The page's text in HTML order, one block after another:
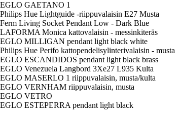
EGLO GAETANO 1
Philips Hue Lightguide -riippuvalaisin E27 Musta
Ferm Living Socket Pendant Low - Dark Blue
LAFORMA Monica kattovalaisin - messinkiteräs
EGLO MILLIGAN pendant light black white
Philips Hue Perifo kattopendelisylinterivalaisin - musta
EGLO ESCANDIDOS pendant light black brass
EGLO Venezuela Langbord 3Xe27 L935 Kulta
EGLO MASERLO 1 riippuvalaisin, musta/kulta
EGLO VERNHAM riippuvalaisin, musta
EGLO VETRO
EGLO ESTEPERRA pendant light black